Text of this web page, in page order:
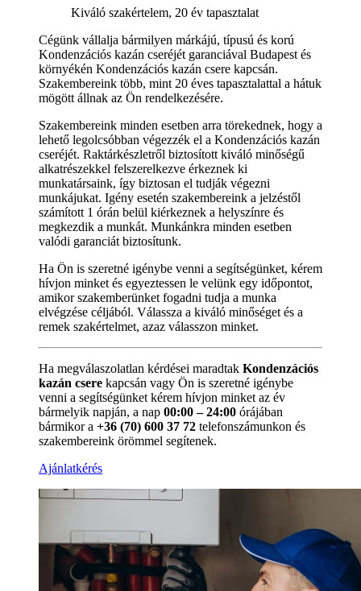
Kiváló szakértelem, 20 év tapasztalat
Cégünk vállalja bármilyen márkájú, típusú és korú
Kondenzációs kazán cseréjét garanciával Budapest és
környékén Kondenzációs kazán csere kapcsán.
Szakembereink több, mint 20 éves tapasztalattal a hátuk
mögött állnak az Ön rendelkezésére.
Szakembereink minden esetben arra törekednek, hogy a
lehető legolcsóbban végezzék el a Kondenzációs kazán
cseréjét. Raktárkészletről biztosított kiváló minőségű
alkatrészekkel felszerelkezve érkeznek ki
munkatársaink, így biztosan el tudják végezni
munkájukat. Igény esetén szakembereink a jelzéstől
számított 1 órán belül kiérkeznek a helyszínre és
megkezdik a munkát. Munkánkra minden esetben
valódi garanciát biztosítunk.
Ha Ön is szeretné igénybe venni a segítségünket, kérem
hívjon minket és egyeztessen le velünk egy időpontot,
amikor szakemberünket fogadni tudja a munka
elvégzése céljából. Válassza a kiváló minőséget és a
remek szakértelmet, azaz válasszon minket.
Ha megválaszolatlan kérdései maradtak Kondenzációs
kazán csere kapcsán vagy Ön is szeretné igénybe
venni a segítségünket kérem hívjon minket az év
bármelyik napján, a nap 00:00 – 24:00 órájában
bármikor a +36 (70) 600 37 72 telefonszámunkon és
szakembereink örömmel segítenek.
Ajánlatkérés